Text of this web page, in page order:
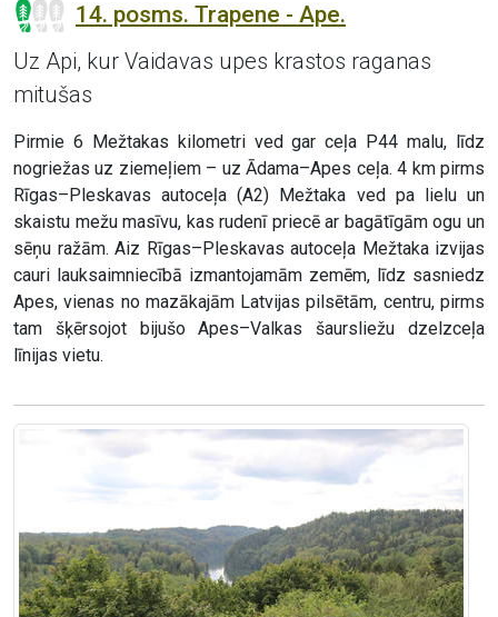
14. posms. Trapene - Ape.
Uz Api, kur Vaidavas upes krastos raganas
mitušas
Pirmie 6 Mežtakas kilometri ved gar ceļa P44 malu, līdz
nogriežas uz ziemeļiem – uz Ādama–Apes ceļa. 4 km pirms
Rīgas–Pleskavas autoceļa (A2) Mežtaka ved pa lielu un
skaistu mežu masīvu, kas rudenī priecē ar bagātīgām ogu un
sēņu ražām. Aiz Rīgas–Pleskavas autoceļa Mežtaka izvijas
cauri lauksaimniecībā izmantojamām zemēm, līdz sasniedz
Apes, vienas no mazākajām Latvijas pilsētām, centru, pirms
tam šķērsojot bijušo Apes–Valkas šaursliežu dzelzceļa
līnijas vietu.